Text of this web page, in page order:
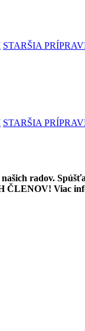
STARŠIA
STARŠIA
radov.
Viac